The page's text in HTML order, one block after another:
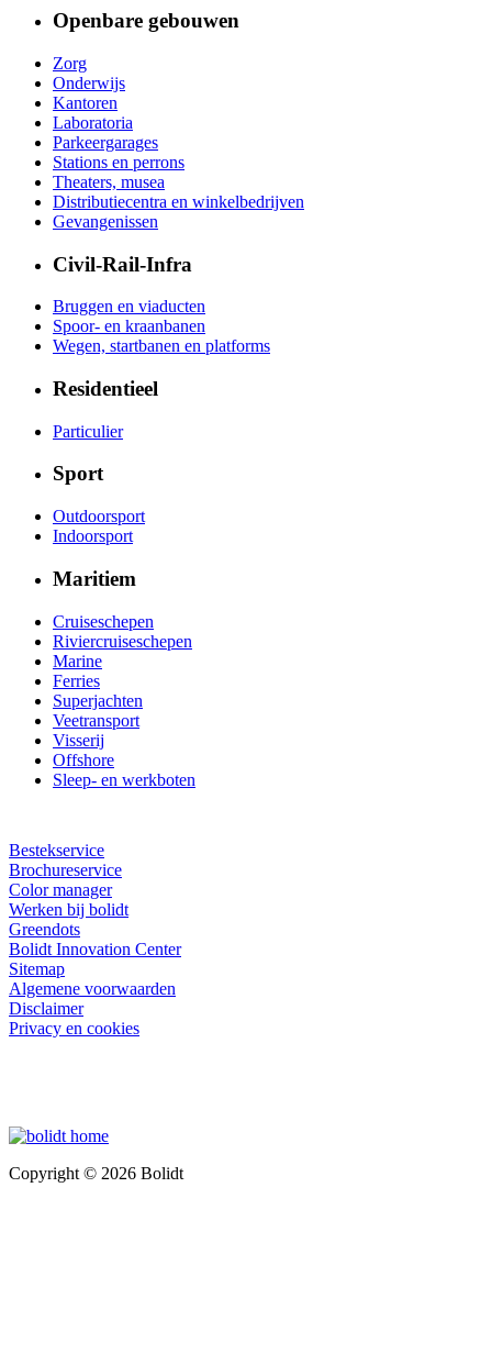
Openbare gebouwen
Zorg
Onderwijs
Kantoren
Laboratoria
Parkeergarages
Stations en perrons
Theaters, musea
Distributiecentra en winkelbedrijven
Gevangenissen
Civil-Rail-Infra
Bruggen en viaducten
Spoor- en kraanbanen
Wegen, startbanen en platforms
Residentieel
Particulier
Sport
Outdoorsport
Indoorsport
Maritiem
Cruiseschepen
Riviercruiseschepen
Marine
Ferries
Superjachten
Veetransport
Visserij
Offshore
Sleep- en werkboten
Bestekservice
Brochureservice
Color manager
Werken bij bolidt
Greendots
Bolidt Innovation Center
Sitemap
Algemene voorwaarden
Disclaimer
Privacy en cookies
Copyright © 2026 Bolidt